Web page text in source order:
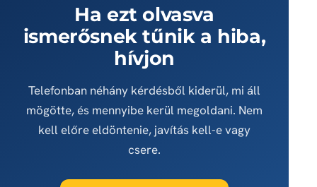
Ha ezt olvasva
ismerősnek tűnik a hiba,
hívjon
Telefonban néhány kérdésből kiderül, mi áll
mögötte, és mennyibe kerül megoldani. Nem
kell előre eldöntenie, javítás kell-e vagy
csere.